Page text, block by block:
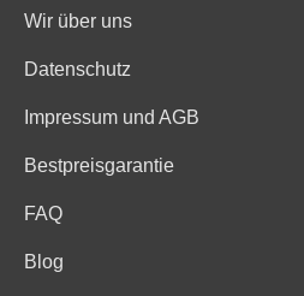
Wir über uns
Datenschutz
Impressum und AGB
Bestpreisgarantie
FAQ
Blog